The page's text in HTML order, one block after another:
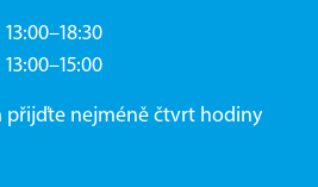
přijďte nejméně čtvrt hodiny